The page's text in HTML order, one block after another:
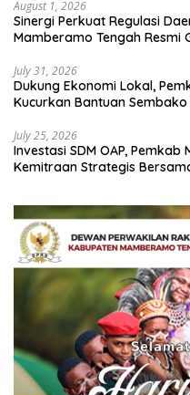
August 1, 2026
Sinergi Perkuat Regulasi
Mamberamo Tengah Resmi
July 31, 2026
Dukung Ekonomi Lokal,
Kucurkan Bantuan
July 25, 2026
Investasi SDM OAP,
Kemitraan Strategis